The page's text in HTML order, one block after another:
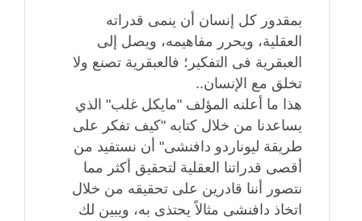
بمقدور كل إنسان أن ينمى قدراته
العقلية، ويحرر مفاهيمه، ويصل إلى
العبقرية فى التفكير؛ فالعبقرية تصنع ولا
تخلق مع الإنسان..
هذا ما أعلنه المؤلف "مايكل غلب" الذي
يساعدنا من خلال كتابه "كيف تفكر على
طريقة ليوناردو دافنشى" أن نستفيد من
أقصى قدراتنا العقلية لتحقيق أكثر مما
نتصور أننا قادرين على تحقيقه من خلال
اتخاذ دافنشى مثالاً يحتذى به، ويبين لك